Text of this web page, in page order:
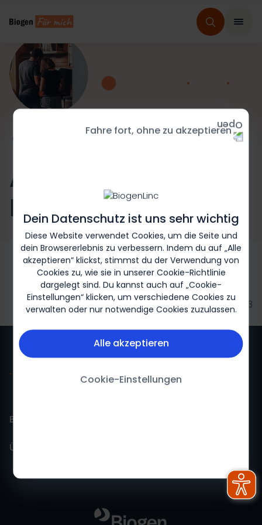
Dein Datenschutz ist uns sehr wichtig
Diese Website verwendet Cookies, um die Seite und
dein Browsererlebnis zu verbessern. Indem du auf „Alle
akzeptieren“ klickst, stimmst du der Verwendung von
Cookies zu, wie sie in unserer Cookie-Richtlinie
dargelegt sind. Du kannst auch auf „Cookie-
Einstellungen“ klicken, um verschiedene Cookies zu
verwalten oder nur notwendige Cookies zuzulassen.
Alle akzeptieren
Cookie-Einstellungen
Fahre fort, ohne zu akzeptieren
Alltag organisieren:
Bekomme ich hin
Biogen-07833
Biogen für mich
Biogen Für mich-Startseite
Über uns
Über Biogen
Impressum